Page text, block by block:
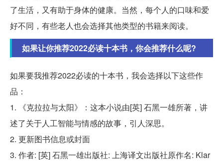
了生活，又有助于身体的健康。当然，每个人的口味和爱
好不同，有些老人也会选择其他类型的书籍来阅读。
如果让你推荐2022必读十本书，你会推荐什么呢?
如果要我推荐2022必读的十本书，我会选择以下这些作
品：
1. 《克拉拉与太阳》：这本小说由[英] 石黑一雄所著，讲
述了关于人工智能与情感的故事，引人深思。
2. 更新图书信息或封面
3. 作者: [英] 石黑一雄出版社: 上海译文出版社原作名: Klar